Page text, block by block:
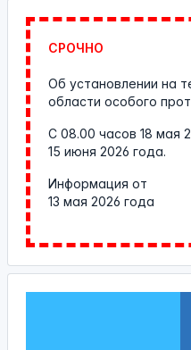
СРОЧНО
Об установлении на
области особого
С 08.00 часов 18 мая
15 июня 2026 года.
Информация от
13 мая 2026 года